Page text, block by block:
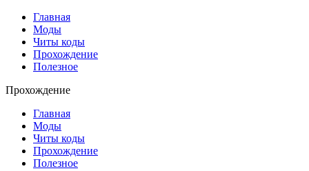
Главная
Моды
Читы коды
Прохождение
Полезное
Прохождение
Главная
Моды
Читы коды
Прохождение
Полезное